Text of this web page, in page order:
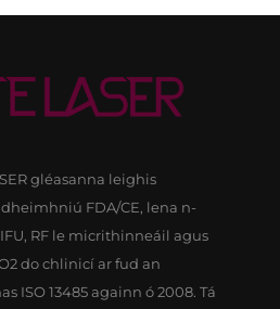
gléasanna leighis
FDA/CE, lena n-
RF le micrithinneáil agus
do chlinicí ar fud an
ISO 13485 againn ó 2008. Tá